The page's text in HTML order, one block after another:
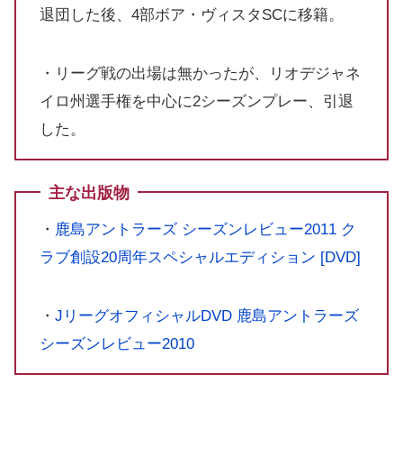
退団した後、4部ボア・ヴィスタSCに移籍。
・リーグ戦の出場は無かったが、リオデジャネ
イロ州選手権を中心に2シーズンプレー、引退
した。
主な出版物
・ 鹿島アントラーズ シーズンレビュー2011 ク
ラブ創設20周年スペシャルエディション [DVD]
・ JリーグオフィシャルDVD 鹿島アントラーズ
シーズンレビュー2010